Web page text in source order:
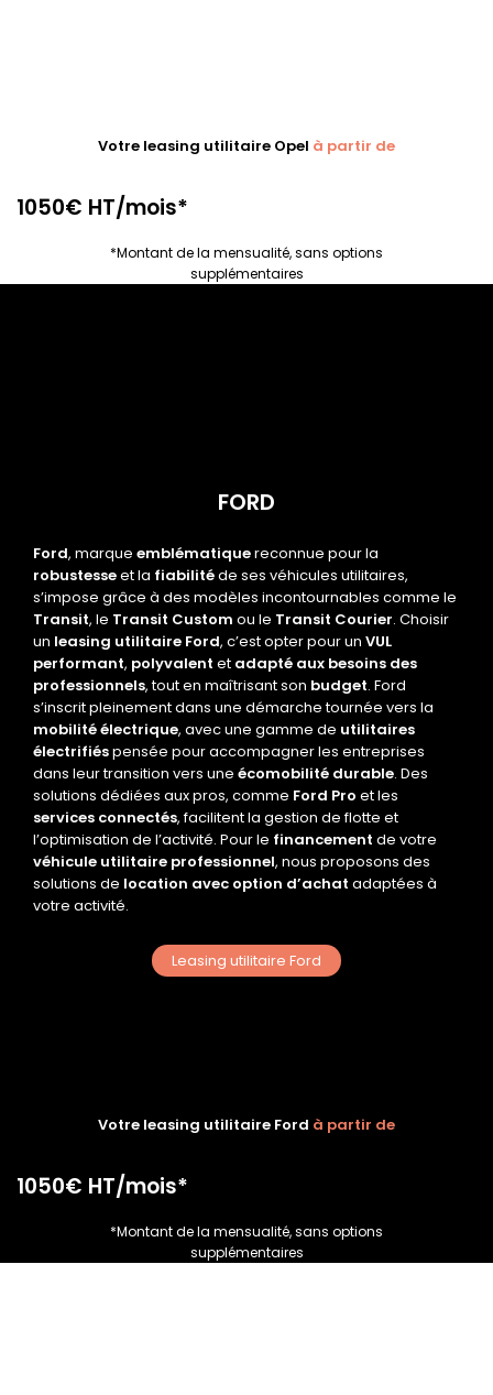
Votre leasing utilitaire Opel à partir de
1050€ HT/mois*
*Montant de la mensualité, sans options
supplémentaires
FORD
Ford, marque emblématiquereconnue pour la
robustesseet la fiabilitéde ses véhicules utilitaires,
s’impose grâce à des modèles incontournables comme le
Transit, le Transit Custom ou le Transit Courier. Choisir
un leasing utilitaire Ford, c’est opter pour un VUL
performant, polyvalent et adapté aux besoins des
professionnels, tout en maîtrisant son budget. Ford
s’inscrit pleinement dans une démarche tournée vers la
mobilité électrique, avec une gamme de utilitaires
électrifiéspensée pour accompagner les entreprises
dans leur transition vers une écomobilité durable. Des
solutions dédiées aux pros, comme Ford Pro et les
services connectés, facilitent la gestion de flotte et
l’optimisation de l’activité. Pour le financement de votre
véhicule utilitaire professionnel, nous proposons des
solutions de location avec option d’achat adaptées à
votre activité.
Leasing utilitaire Ford
Votre leasing utilitaire Ford à partir de
1050€ HT/mois*
*Montant de la mensualité, sans options
supplémentaires